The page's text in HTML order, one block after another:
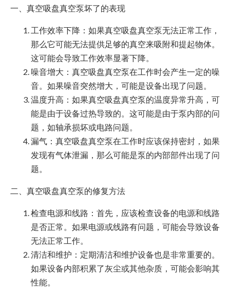
一、真空吸盘真空泵坏了的表现
工作效率下降：如果真空吸盘真空泵无法正常工作，
那么它可能无法提供足够的真空来吸附和提起物体。
这可能会导致工作效率显著下降。
噪音增大：真空吸盘真空泵在工作时会产生一定的噪
音。如果噪音突然增大，可能是设备出现了问题。
温度升高：如果真空吸盘真空泵的温度异常升高，可
能是由于设备过热导致的。这可能是由于泵内部的问
题，如轴承损坏或电路问题。
漏气：真空吸盘真空泵在工作时应该保持密封，如果
发现有气体泄漏，那么可能是泵的内部部件出现了问
题。
二、真空吸盘真空泵的修复方法
检查电源和线路：首先，应该检查设备的电源和线路
是否正常。如果电源或线路有问题，可能会导致设备
无法正常工作。
清洁和维护：定期清洁和维护设备也是非常重要的。
如果设备内部积累了灰尘或其他杂质，可能会影响其
性能。